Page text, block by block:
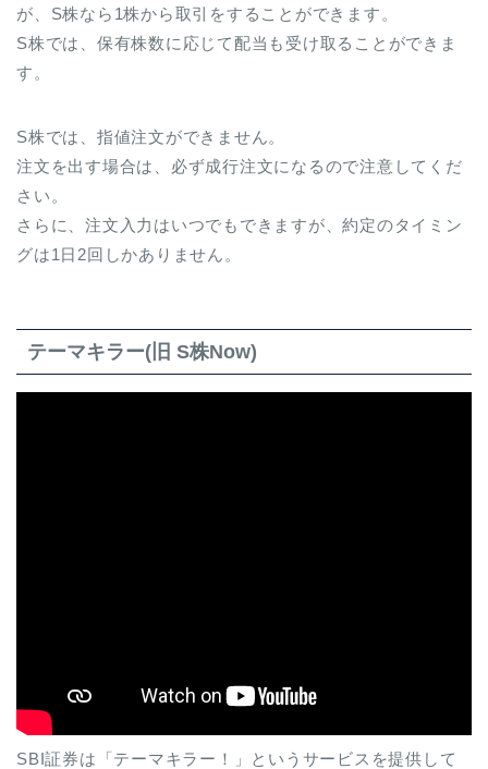
が、S株なら1株から取引をすることができます。
S株では、保有株数に応じて配当も受け取ることができま
す。
S株では、指値注文ができません。
注文を出す場合は、必ず成行注文になるので注意してくだ
さい。
さらに、注文入力はいつでもできますが、約定のタイミン
グは1日2回しかありません。
テーマキラー(旧 S株Now)
SBI証券は「テーマキラー！」というサービスを提供して